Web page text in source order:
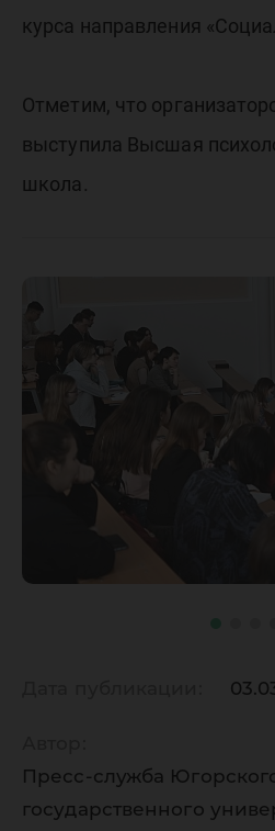
курса направления
Отметим, что
выступила Высшая
школа.
Пресс-служба
государственного